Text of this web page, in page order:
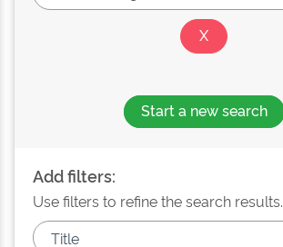
Start a new search
Add filters:
Use filters to refine the search results.